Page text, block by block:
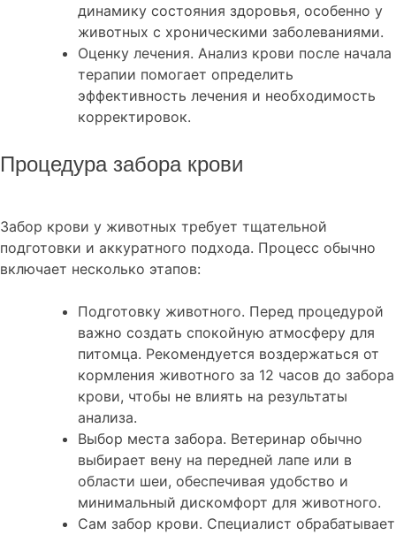
динамику состояния здоровья, особенно у
животных с хроническими заболеваниями.
Оценку лечения. Анализ крови после начала
терапии помогает определить
эффективность лечения и необходимость
корректировок.
Процедура забора крови
Забор крови у животных требует тщательной
подготовки и аккуратного подхода. Процесс обычно
включает несколько этапов:
Подготовку животного. Перед процедурой
важно создать спокойную атмосферу для
питомца. Рекомендуется воздержаться от
кормления животного за 12 часов до забора
крови, чтобы не влиять на результаты
анализа.
Выбор места забора. Ветеринар обычно
выбирает вену на передней лапе или в
области шеи, обеспечивая удобство и
минимальный дискомфорт для животного.
Сам забор крови. Специалист обрабатывает